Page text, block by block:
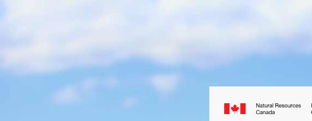
Canada.ca